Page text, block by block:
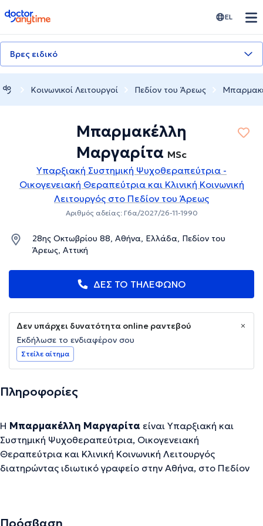
doctoranytime EL
Βρες ειδικό
Κοινωνικοί Λειτουργοί Πεδίον του Άρεως
Μπαρμακέλλη
Μαργαρίτα MSc
Υπαρξιακή Συστημική Ψυχοθεραπεύτρια -
Οικογενειακή Θεραπεύτρια και Κλινική Κοινωνική
Λειτουργός στο Πεδίον του Άρεως
Αριθμός αδείας: Γ6α/2027/26-11-1990
28ης Οκτωβρίου 88, Αθήνα, Ελλάδα, Πεδίον του
Άρεως, Αττική
ΔΕΣ ΤΟ ΤΗΛΕΦΩΝΟ
Δεν υπάρχει δυνατότητα online ραντεβού
Εκδήλωσε το ενδιαφέρον σου
Στείλε αίτημα
Πληροφορίες
Η Μπαρμακέλλη Μαργαρίτα είναι Υπαρξιακή και
Συστημική Ψυχοθεραπεύτρια, Οικογενειακή
Θεραπεύτρια και Κλινική Κοινωνική Λειτουργός
διατηρώντας ιδιωτικό γραφείο στην Αθήνα, στο Πεδίον